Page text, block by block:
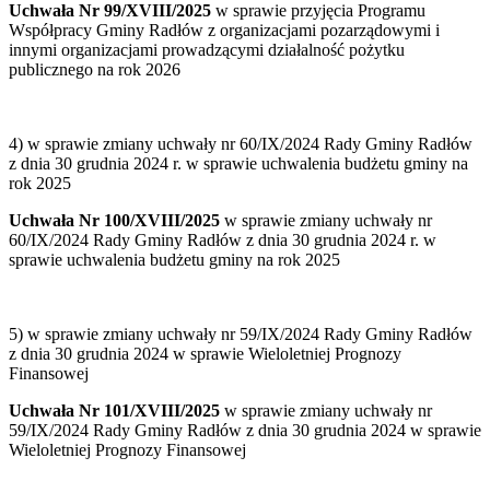
Uchwała Nr 99/XVIII/2025 w sprawie przyjęcia Programu
Współpracy Gminy Radłów z organizacjami pozarządowymi i
innymi organizacjami prowadzącymi działalność pożytku
publicznego na rok 2026
4) w sprawie zmiany uchwały nr 60/IX/2024 Rady Gminy Radłów
z dnia 30 grudnia 2024 r. w sprawie uchwalenia budżetu gminy na
rok 2025
Uchwała Nr 100/XVIII/2025 w sprawie zmiany uchwały nr
60/IX/2024 Rady Gminy Radłów z dnia 30 grudnia 2024 r. w
sprawie uchwalenia budżetu gminy na rok 2025
5) w sprawie zmiany uchwały nr 59/IX/2024 Rady Gminy Radłów
z dnia 30 grudnia 2024 w sprawie Wieloletniej Prognozy
Finansowej
Uchwała Nr 101/XVIII/2025 w sprawie zmiany uchwały nr
59/IX/2024 Rady Gminy Radłów z dnia 30 grudnia 2024 w sprawie
Wieloletniej Prognozy Finansowej